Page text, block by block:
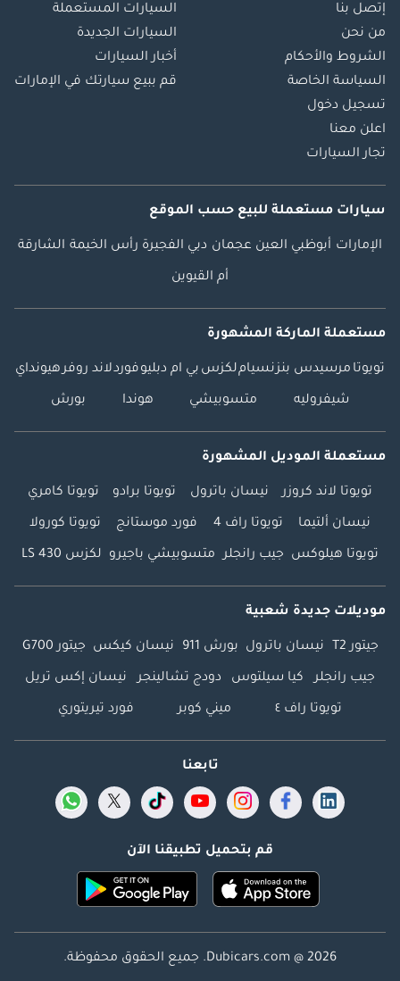
إتصل بنا
من نحن
الشروط والأحكام
السياسة الخاصة
تسجيل دخول
اعلن معنا
تجار السيارات
السيارات المستعملة
السيارات الجديدة
أخبار السيارات
قم ببيع سيارتك في الإمارات
سيارات مستعملة للبيع حسب الموقع
الإمارات أبوظبي العين عجمان دبي الفجيرة رأس الخيمة الشارقة
أم القيوين
مستعملة الماركة المشهورة
تويوتا مرسيدس بنزنسياملكزس بي ام دبليوفوردلاند روفرهيونداي
شيفروليه متسوبيشي هوندا بورش
مستعملة الموديل المشهورة
تويوتا لاند كروزر نيسان باترول تويوتا برادو تويوتا كامري
نيسان ألتيما تويوتا راف 4 فورد موستانج تويوتا كورولا
تويوتا هيلوكس جيب رانجلر متسوبيشي باجيرو لكزس LS 430
موديلات جديدة شعبية
جيتور T2 نيسان باترول بورش 911 نيسان كيكس جيتور G700
جيب رانجلر كيا سيلتوس دودج تشالينجر نيسان إكس تريل
تويوتا راف ٤ ميني كوبر فورد تيريتوري
تابعنا
قم بتحميل تطبيقنا الآن
Dubicars.com @ 2026. جميع الحقوق محفوظة.